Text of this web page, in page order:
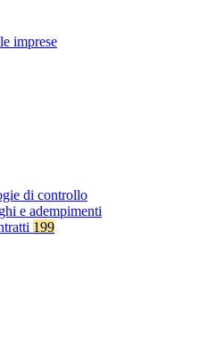
imprese
di controllo
e adempimenti
199